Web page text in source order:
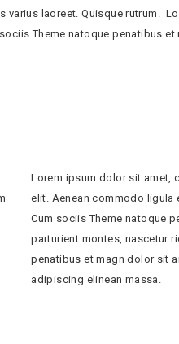
varius laoreet. Quisque rutrum.
Theme natoque penatibus
Lorem ipsum dolor sit amet,
elit. Aenean commodo ligula
Cum sociis Theme natoque
parturient montes, nascetur
penatibus et magn dolor sit
adipiscing elinean massa.